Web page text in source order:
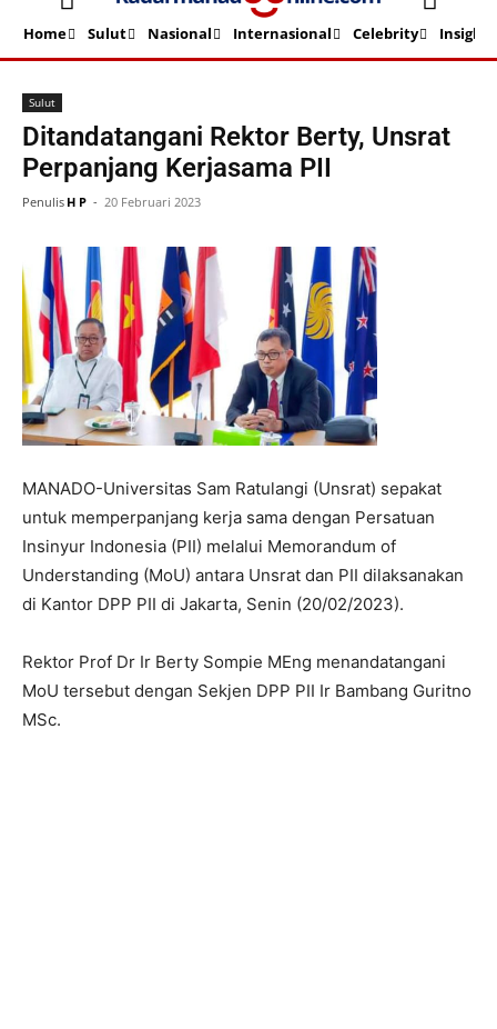
Home Sulut Nasional Internasional Celebrity Insight
Beranda Sulut
Sulut
Ditandatangani Rektor Berty, Unsrat
Perpanjang Kerjasama PII
Penulis H P - 20 Februari 2023
MANADO-Universitas Sam Ratulangi (Unsrat) sepakat
untuk memperpanjang kerja sama dengan Persatuan
Insinyur Indonesia (PII) melalui Memorandum of
Understanding (MoU) antara Unsrat dan PII dilaksanakan
di Kantor DPP PII di Jakarta, Senin (20/02/2023).
Rektor Prof Dr Ir Berty Sompie MEng menandatangani
MoU tersebut dengan Sekjen DPP PII Ir Bambang Guritno
MSc.